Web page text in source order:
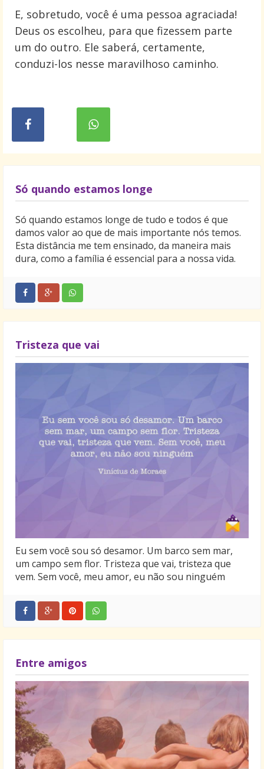
E, sobretudo, você é uma pessoa agraciada!
Deus os escolheu, para que fizessem parte
um do outro. Ele saberá, certamente,
conduzi-los nesse maravilhoso caminho.
Só quando estamos longe
Só quando estamos longe de tudo e todos é que
damos valor ao que de mais importante nós temos.
Esta distância me tem ensinado, da maneira mais
dura, como a família é essencial para a nossa vida.
Tristeza que vai
Eu sem você sou só desamor. Um barco sem mar,
um campo sem flor. Tristeza que vai, tristeza que
vem. Sem você, meu amor, eu não sou ninguém
Entre amigos